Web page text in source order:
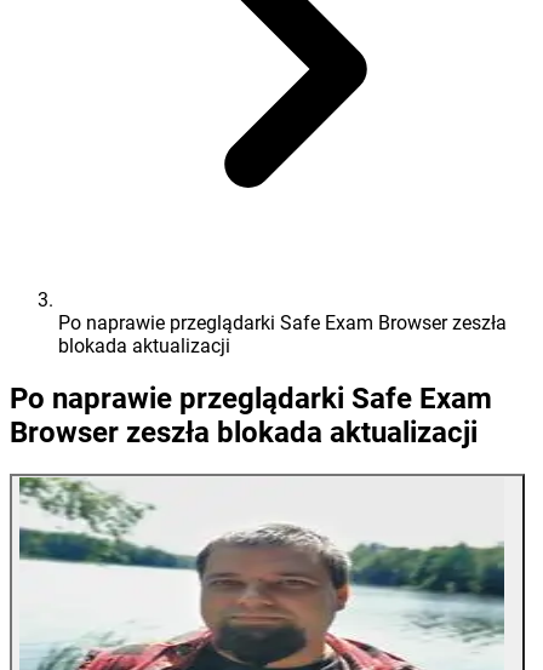
Po naprawie przeglądarki Safe Exam Browser zeszła
blokada aktualizacji
Po naprawie przeglądarki Safe Exam
Browser zeszła blokada aktualizacji